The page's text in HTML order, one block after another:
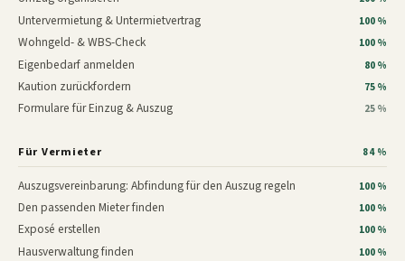
Untervermietung & Untermietvertrag 100 %
Wohngeld- & WBS-Check 100 %
Eigenbedarf anmelden 80 %
Kaution zurückfordern 75 %
Formulare für Einzug & Auszug 25 %
Für Vermieter 84 %
Auszugsvereinbarung: Abfindung für den Auszug regeln 100 %
Den passenden Mieter finden 100 %
Exposé erstellen 100 %
Hausverwaltung finden 100 %